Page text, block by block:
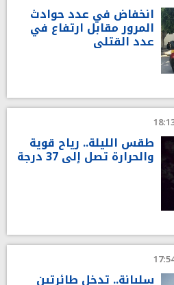
انخفاض في عدد حوادث
المرور مقابل ارتفاع في
عدد القتلى
طقس الليلة.. رياح قوية
والحرارة تصل إلى 37 درجة
سليانة.. تدخل طائرتين